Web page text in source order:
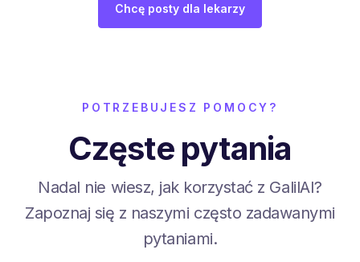
Chcę posty dla lekarzy
POTRZEBUJESZ POMOCY?
Częste pytania
Nadal nie wiesz, jak korzystać z GalilAI?
Zapoznaj się z naszymi często zadawanymi
pytaniami.